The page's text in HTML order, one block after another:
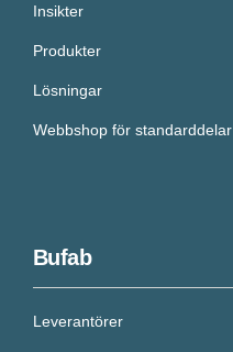
Insikter
Produkter
Lösningar
Webbshop för standarddelar
Bufab
Leverantörer